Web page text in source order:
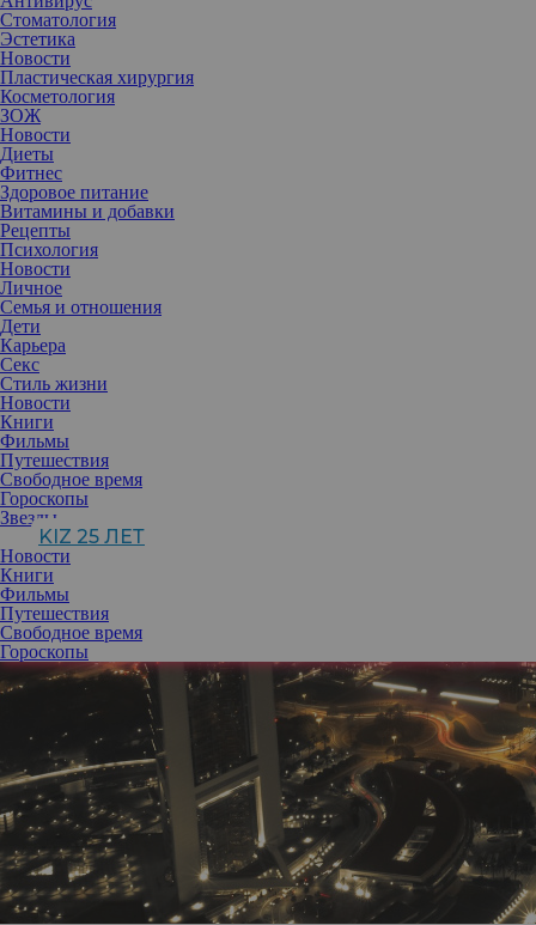
Стоматология
Эстетика
Новости
Пластическая хирургия
Косметология
ЗОЖ
Новости
Диеты
Фитнес
Здоровое питание
Витамины и добавки
Рецепты
Психология
Новости
Личное
Семья и отношения
Дети
Карьера
Секс
Стиль жизни
Новости
Книги
Фильмы
Путешествия
Свободное время
Гороскопы
Звезды
KIZ 25 ЛЕТ
Новости
Книги
Фильмы
Путешествия
Свободное время
Гороскопы
центры и небоскребы не нравятся многим
приезжающим в Арабские Эмираты
бетона, страшные трущобы на фоне роскошных гостиниц и
торговых центров — вот что ждет посетивших Дубай.